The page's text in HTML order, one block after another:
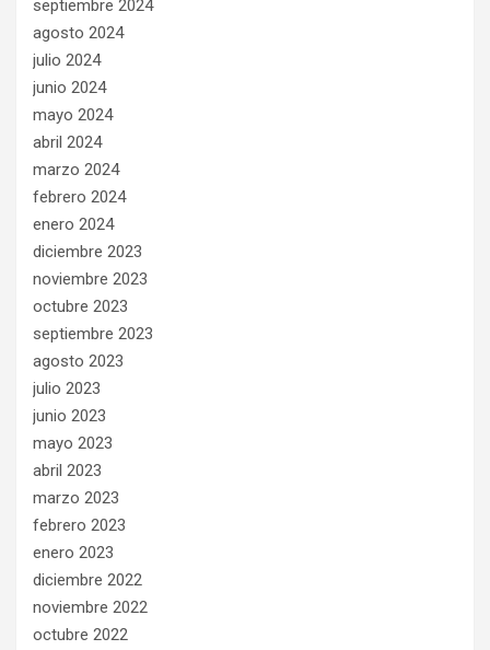
septiembre 2024
agosto 2024
julio 2024
junio 2024
mayo 2024
abril 2024
marzo 2024
febrero 2024
enero 2024
diciembre 2023
noviembre 2023
octubre 2023
septiembre 2023
agosto 2023
julio 2023
junio 2023
mayo 2023
abril 2023
marzo 2023
febrero 2023
enero 2023
diciembre 2022
noviembre 2022
octubre 2022